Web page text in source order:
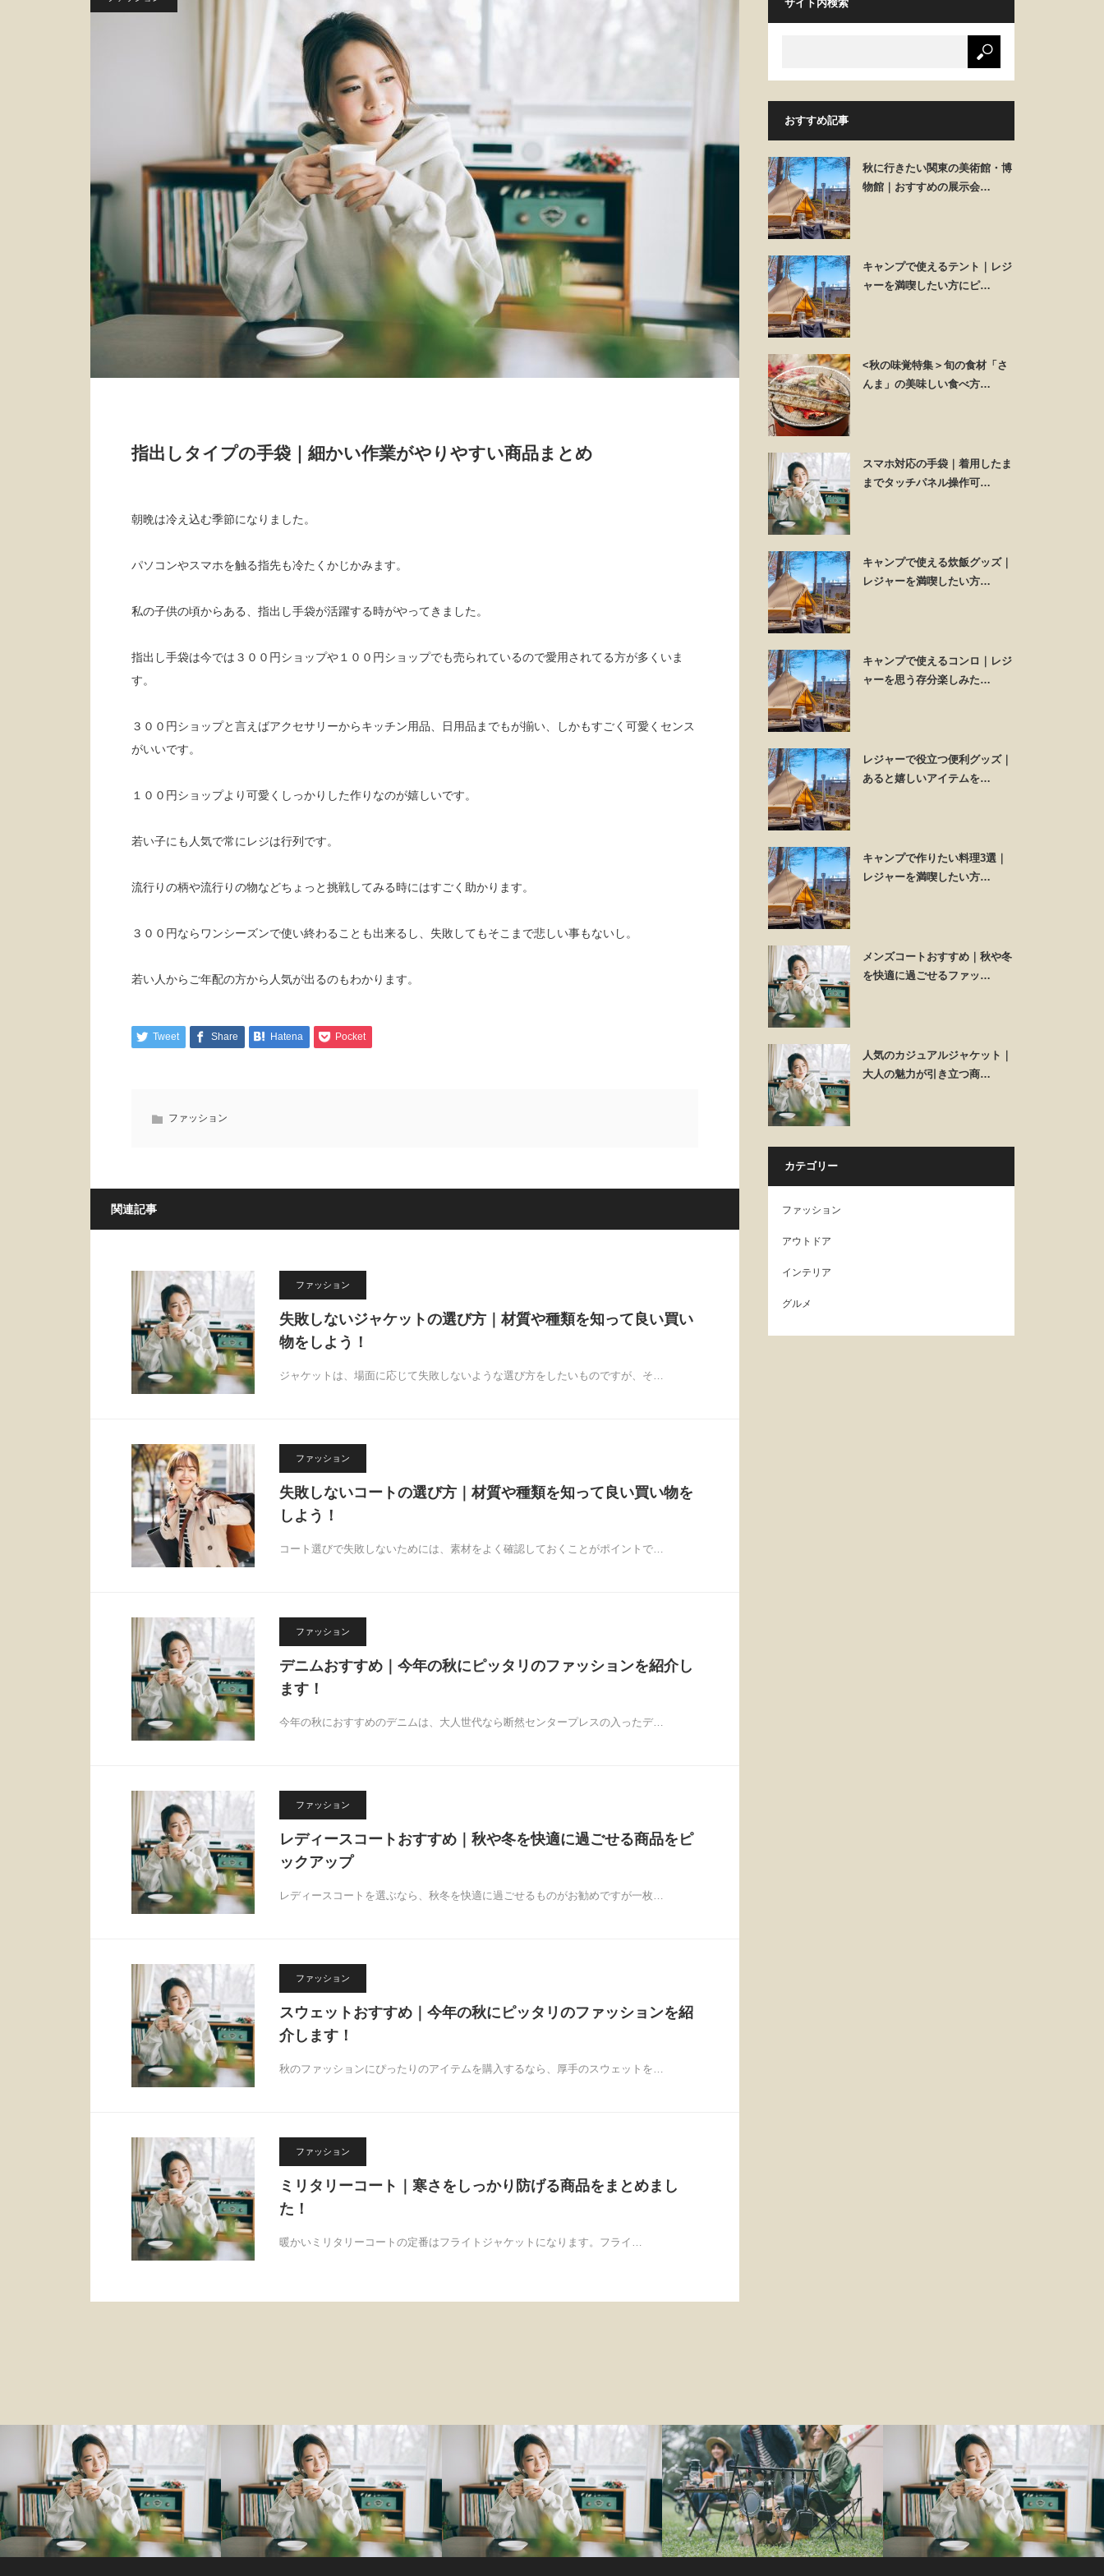
指出しタイプの手袋｜細かい作業がやりやすい商品まとめ
朝晩は冷え込む季節になりました。
パソコンやスマホを触る指先も冷たくかじかみます。
私の子供の頃からある、指出し手袋が活躍する時がやってきました。
指出し手袋は今では３００円ショップや１００円ショップでも売られているので愛用されてる方が多くいま
す。
３００円ショップと言えばアクセサリーからキッチン用品、日用品までもが揃い、しかもすごく可愛くセンス
がいいです。
１００円ショップより可愛くしっかりした作りなのが嬉しいです。
若い子にも人気で常にレジは行列です。
流行りの柄や流行りの物などちょっと挑戦してみる時にはすごく助かります。
３００円ならワンシーズンで使い終わることも出来るし、失敗してもそこまで悲しい事もないし。
若い人からご年配の方から人気が出るのもわかります。
Tweet Share Hatena Pocket
ファッション
関連記事
ファッション
失敗しないジャケットの選び方｜材質や種類を知って良い買い
物をしよう！
ジャケットは、場面に応じて失敗しないような選び方をしたいものですが、そ…
ファッション
失敗しないコートの選び方｜材質や種類を知って良い買い物を
しよう！
コート選びで失敗しないためには、素材をよく確認しておくことがポイントで…
ファッション
デニムおすすめ｜今年の秋にピッタリのファッションを紹介し
ます！
今年の秋におすすめのデニムは、大人世代なら断然センタープレスの入ったデ…
ファッション
レディースコートおすすめ｜秋や冬を快適に過ごせる商品をピ
ックアップ
レディースコートを選ぶなら、秋冬を快適に過ごせるものがお勧めですが一枚…
ファッション
スウェットおすすめ｜今年の秋にピッタリのファッションを紹
介します！
秋のファッションにぴったりのアイテムを購入するなら、厚手のスウェットを…
ファッション
ミリタリーコート｜寒さをしっかり防げる商品をまとめまし
た！
暖かいミリタリーコートの定番はフライトジャケットになります。フライ…
サイト内検索
おすすめ記事
秋に行きたい関東の美術館・博
物館｜おすすめの展示会…
キャンプで使えるテント｜レジ
ャーを満喫したい方にピ…
<秋の味覚特集＞旬の食材「さ
んま」の美味しい食べ方…
スマホ対応の手袋｜着用したま
までタッチパネル操作可…
キャンプで使える炊飯グッズ｜
レジャーを満喫したい方…
キャンプで使えるコンロ｜レジ
ャーを思う存分楽しみた…
レジャーで役立つ便利グッズ｜
あると嬉しいアイテムを…
キャンプで作りたい料理3選｜
レジャーを満喫したい方…
メンズコートおすすめ｜秋や冬
を快適に過ごせるファッ…
人気のカジュアルジャケット｜
大人の魅力が引き立つ商…
カテゴリー
ファッション
アウトドア
インテリア
グルメ